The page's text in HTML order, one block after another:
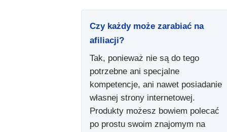
Czy każdy może zarabiać na
afiliacji?
Tak, ponieważ nie są do tego
potrzebne ani specjalne
kompetencje, ani nawet posiadanie
własnej strony internetowej.
Produkty możesz bowiem polecać
po prostu swoim znajomym na